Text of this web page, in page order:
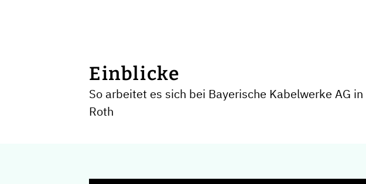
Einblicke
So arbeitet es sich bei Bayerische Kabelwerke AG in
Roth